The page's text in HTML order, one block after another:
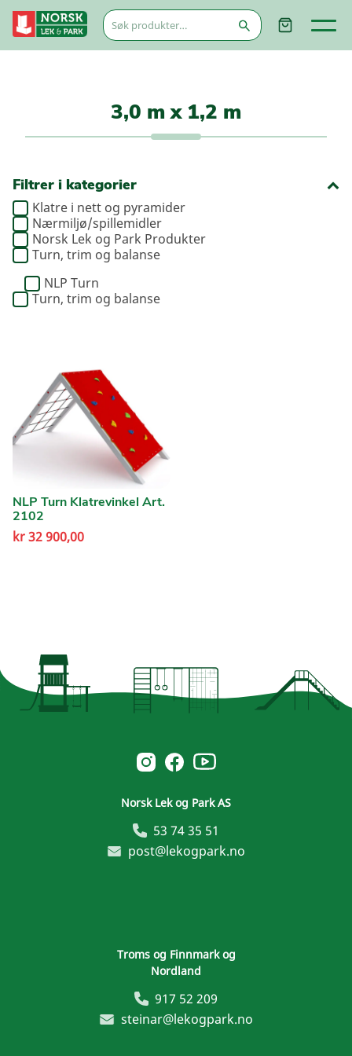
Søk
etter:
3,0 m x 1,2 m
Filtrer i kategorier
Klatre i nett og pyramider
Nærmiljø/spillemidler
Norsk Lek og Park Produkter
Turn, trim og balanse
NLP Turn
Turn, trim og balanse
NLP Turn Klatrevinkel Art.
2102
kr32 900,00
Norsk Leg & Park instagram
Norsk Leg & Park facebook
Norsk Leg & Park youtube
Norsk Lek og Park AS
53 74 35 51
post@lekogpark.no
Troms og Finnmark og
Nordland
917 52 209
steinar@lekogpark.no